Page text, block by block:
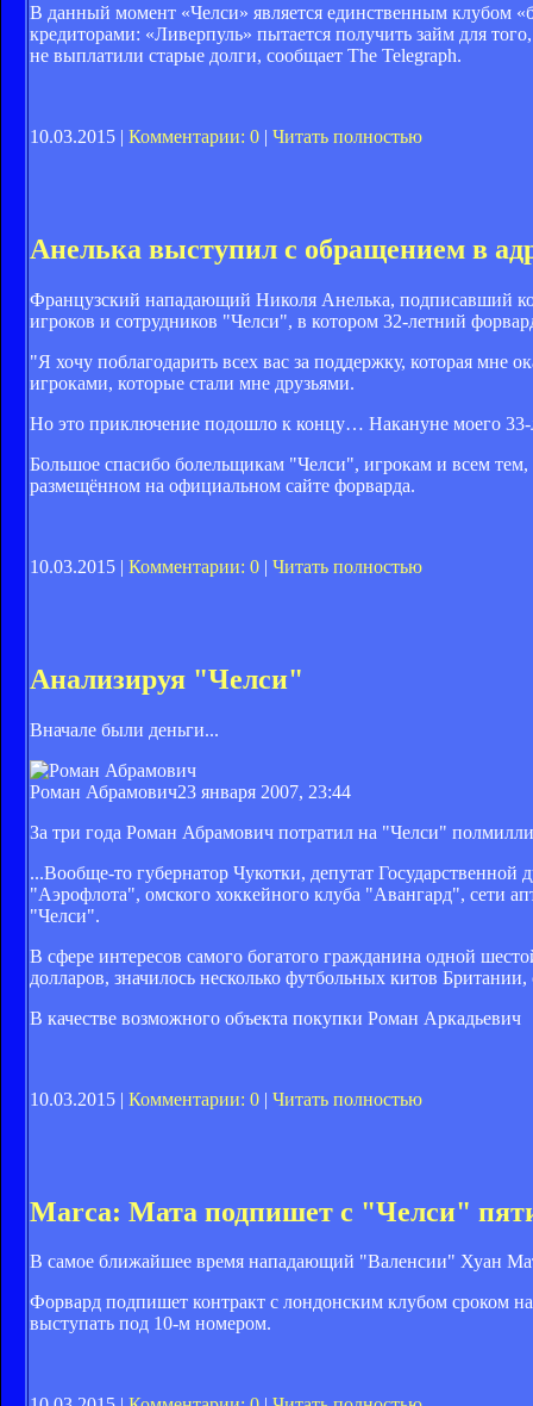
В данный момент «Челси» является единственным клубом
кредиторами: «Ливерпуль» пытается получить займ для
не выплатили старые долги, сообщает The Telegraph.
10.03.2015 | Комментарии: 0 | Читать полностью
Анелька выступил с обращением в
Французский нападающий Николя Анелька, подписавший
игроков и сотрудников "Челси", в котором 32-летний
"Я хочу поблагодарить всех вас за поддержку, которая мне
игроками, которые стали мне друзьями.
Но это приключение подошло к концу… Накануне моего
Большое спасибо болельщикам "Челси", игрокам и всем
размещённом на официальном сайте форварда.
10.03.2015 | Комментарии: 0 | Читать полностью
Анализируя "Челси"
Вначале были деньги...
Роман Абрамович23 января 2007, 23:44
За три года Роман Абрамович потратил на "Челси"
...Вообще-то губернатор Чукотки, депутат
"Аэрофлота", омского хоккейного клуба "Авангард", сети
"Челси".
В сфере интересов самого богатого гражданина одной
долларов, значилось несколько футбольных китов
В качестве возможного объекта покупки Роман Аркадьевич
10.03.2015 | Комментарии: 0 | Читать полностью
Marca: Мата подпишет с "Челси"
В самое ближайшее время нападающий "Валенсии" Хуан
Форвард подпишет контракт с лондонским клубом сроком
выступать под 10-м номером.